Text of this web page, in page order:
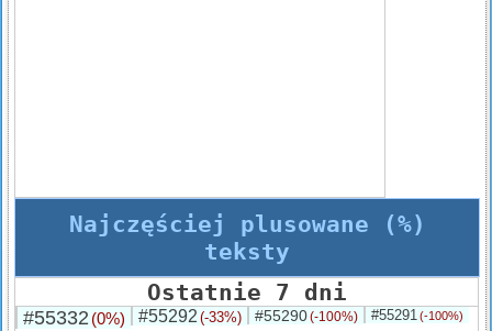
Najczęściej plusowane (%)
teksty
Ostatnie 7 dni
#55332 (0%) #55292 (-33%) #55290(-100%) #55291(-100%)